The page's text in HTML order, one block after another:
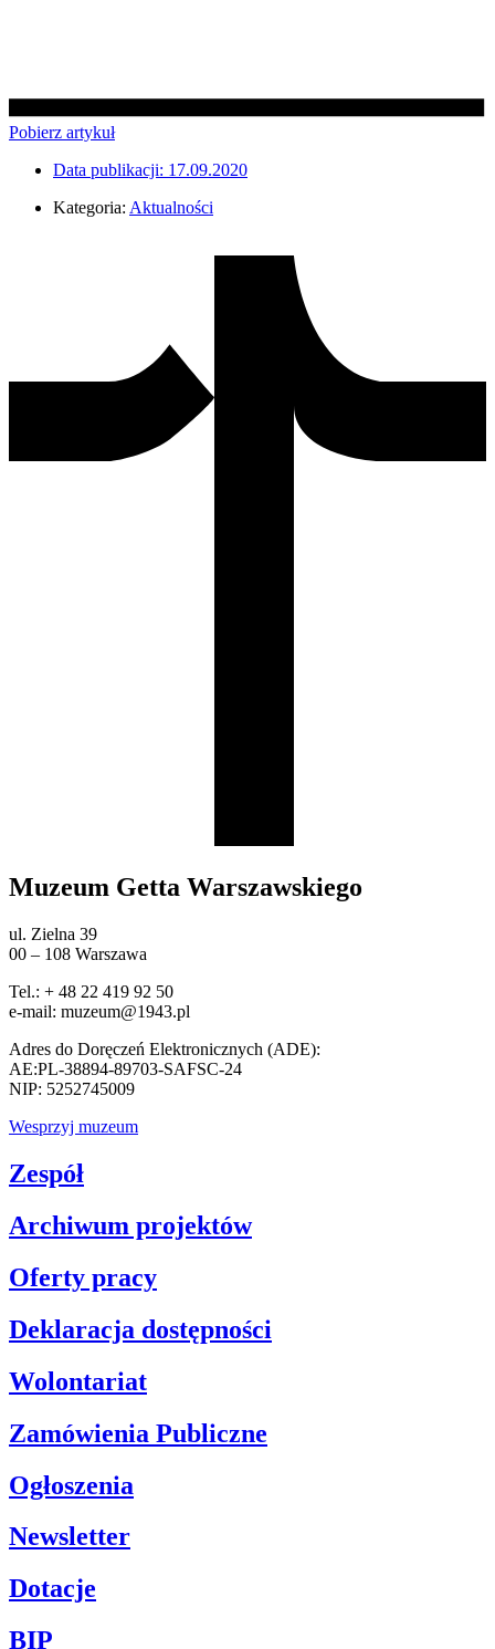
Pobierz artykuł
Data publikacji: 17.09.2020
Kategoria: Aktualności
Muzeum Getta Warszawskiego
ul. Zielna 39
00 – 108 Warszawa
Tel.: + 48 22 419 92 50
e-mail: muzeum@1943.pl
Adres do Doręczeń Elektronicznych (ADE):
AE:PL-38894-89703-SAFSC-24
NIP: 5252745009
Wesprzyj muzeum
Zespół
Archiwum projektów
Oferty pracy
Deklaracja dostępności
Wolontariat
Zamówienia Publiczne
Ogłoszenia
Newsletter
Dotacje
BIP